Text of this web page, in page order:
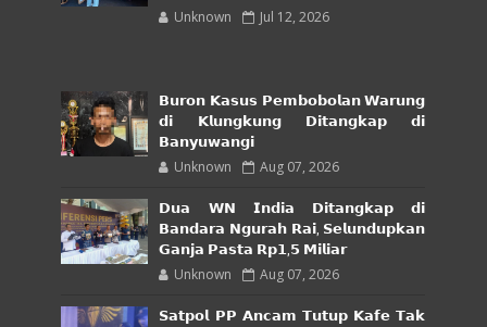
Unknown Jul 12, 2026
𝗕𝘂𝗿𝗼𝗻 𝗞𝗮𝘀𝘂𝘀 𝗣𝗲𝗺𝗯𝗼𝗯𝗼𝗹𝗮𝗻 𝗪𝗮𝗿𝘂𝗻𝗴
𝗱𝗶 𝗞𝗹𝘂𝗻𝗴𝗸𝘂𝗻𝗴 𝗗𝗶𝘁𝗮𝗻𝗴𝗸𝗮𝗽 𝗱𝗶
𝗕𝗮𝗻𝘆𝘂𝘄𝗮𝗻𝗴𝗶
Unknown Aug 07, 2026
𝗗𝘂𝗮 𝗪𝗡 𝗜𝗻𝗱𝗶𝗮 𝗗𝗶𝘁𝗮𝗻𝗴𝗸𝗮𝗽 𝗱𝗶
𝗕𝗮𝗻𝗱𝗮𝗿𝗮 𝗡𝗴𝘂𝗿𝗮𝗵 𝗥𝗮𝗶, 𝗦𝗲𝗹𝘂𝗻𝗱𝘂𝗽𝗸𝗮𝗻
𝗚𝗮𝗻𝗷𝗮 𝗣𝗮𝘀𝘁𝗮 𝗥𝗽𝟭,𝟱 𝗠𝗶𝗹𝗶𝗮𝗿
Unknown Aug 07, 2026
𝗦𝗮𝘁𝗽𝗼𝗹 𝗣𝗣 𝗔𝗻𝗰𝗮𝗺 𝗧𝘂𝘁𝘂𝗽 𝗞𝗮𝗳𝗲 𝗧𝗮𝗸